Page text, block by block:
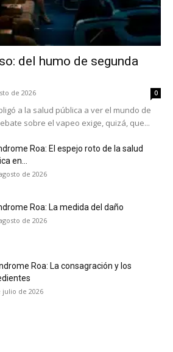
de las
del humo de segunda
de 2026 0
a la salud pública a ver el mundo de
sobre el vapeo exige, quizá, que...
Roa: El espejo roto de la salud
en...
de 2026
Roa: La medida del daño
de 2026
Roa: La consagración y los
julio de 2026